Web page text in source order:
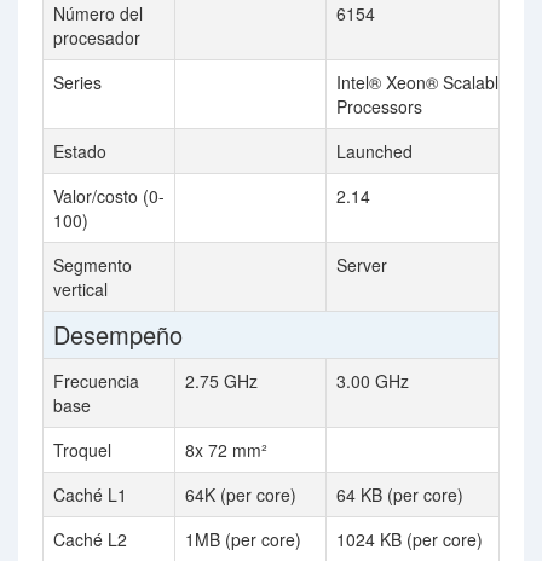
Número del
procesador
6154
Series
Intel® Xeon® Scalable
Processors
Estado
Launched
Valor/costo (0-
100)
2.14
Segmento
vertical
Server
Desempeño
Frecuencia
base
2.75 GHz 3.00 GHz
Troquel
8x 72 mm²
Caché L1
64K (per core)
64 KB (per core)
Caché L2
1MB (per core)
1024 KB (per core)